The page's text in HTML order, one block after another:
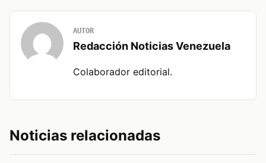
AUTOR
Redacción Noticias Venezuela
Colaborador editorial.
Noticias relacionadas